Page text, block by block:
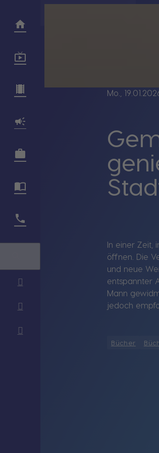
Mo.,
In einer Zeit,
öffnen. Die
und neue
entspannter
Mann
jedoch
Bücher